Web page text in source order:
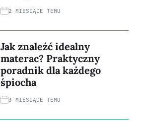
2 MIESIĄCE TEMU
Jak znaleźć idealny
materac? Praktyczny
poradnik dla każdego
śpiocha
3 MIESIĄCE TEMU